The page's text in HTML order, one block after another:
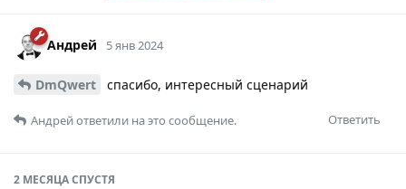
Андрей 5 янв 2024
DmQwert спасибо, интересный сценарий
Ответить
Андрейответили на это сообщение.
2 МЕСЯЦАСПУСТЯ